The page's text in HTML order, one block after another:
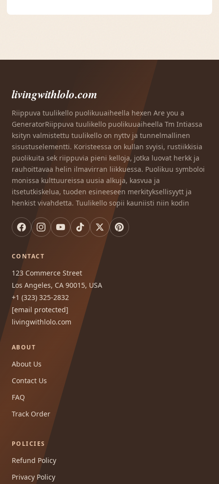
livingwithlolo.com
Riippuva tuulikello puolikuuaiheella hexen Are you a
GeneratorRiippuva tuulikello puolikuuaiheella Tm Intiassa
ksityn valmistettu tuulikello on nyttv ja tunnelmallinen
sisustuselementti. Koristeessa on kullan svyisi, rustiikkisia
puolikuita sek riippuvia pieni kelloja, jotka luovat herkk ja
rauhoittavaa helin ilmavirran liikkuessa. Puolikuu symboloi
monissa kulttuureissa uusia alkuja, kasvua ja
itsetutkiskelua, tuoden esineeseen merkityksellisyytt ja
henkist vivahdetta. Tuulikello sopii kauniisti niin kodin
CONTACT
123 Commerce Street
Los Angeles, CA 90015, USA
+1 (323) 325-2832
[email protected]
livingwithlolo.com
ABOUT
About Us
Contact Us
FAQ
Track Order
POLICIES
Refund Policy
Privacy Policy